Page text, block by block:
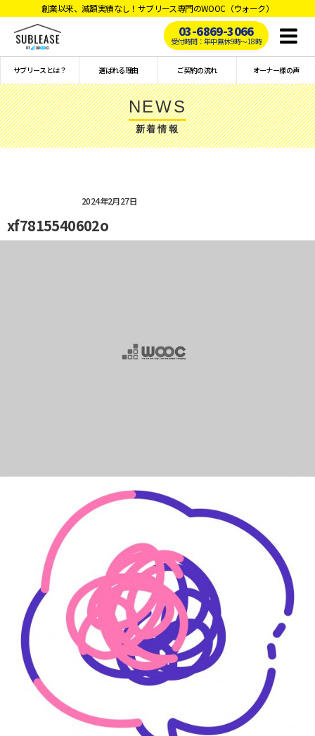
創業以来、減額実績なし！サブリース専門のWOOC（ウォーク）
03-6869-3066
受付時間：年中無休9時〜18時
サブリースとは？ 選ばれる理由 ご契約の流れ オーナー様の声
NEWS
新着情報
2024年2月27日
xf7815540602o